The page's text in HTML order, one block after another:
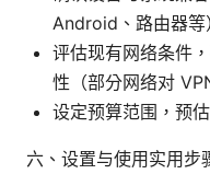
Android、路由器等
评估现有网络条件
性（部分网络对
设定预算范围，预
六、设置与使用实用步